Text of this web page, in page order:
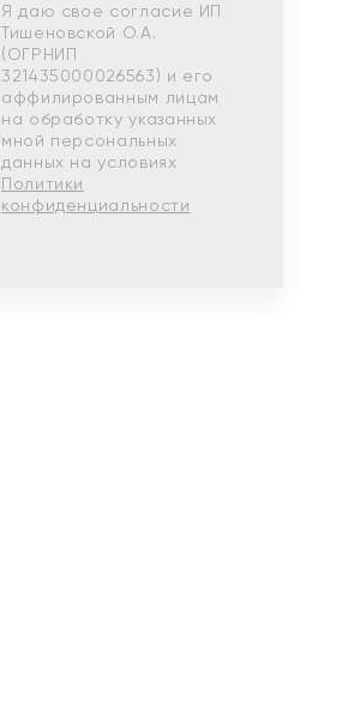
Я даю свое согласие ИП
Тишеновской О.А.
(ОГРНИП
321435000026563) и его
аффилированным лицам
на обработку указанных
мной персональных
данных на условиях
Политики
конфиденциальности